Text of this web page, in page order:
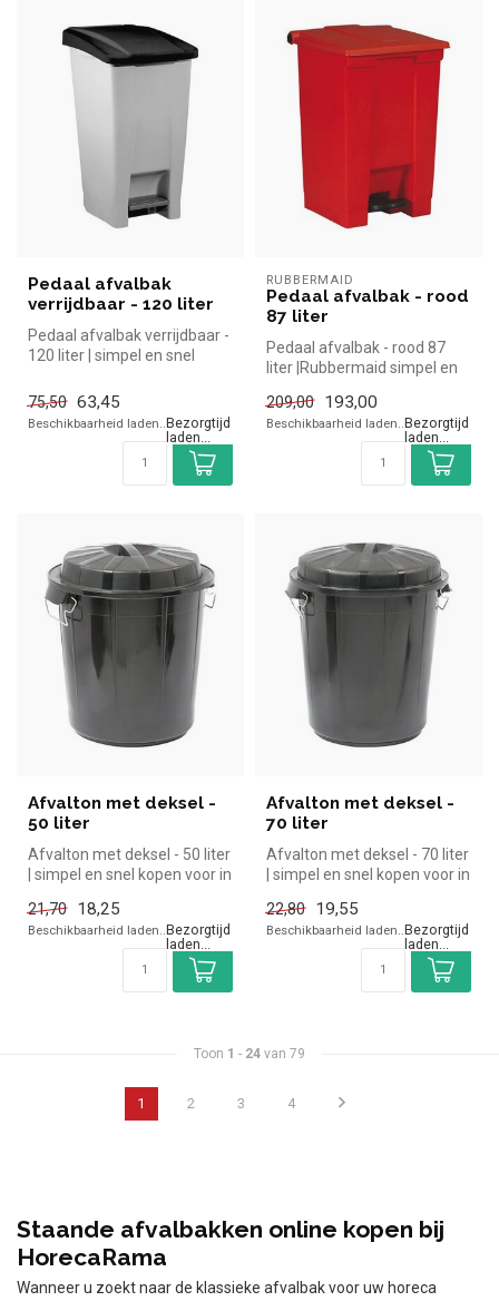
Pedaal afvalbak
verrijdbaar - 120 liter
Pedaal afvalbak verrijdbaar -
120 liter | simpel en snel
75,50 63,45
Beschikbaarheid laden..
RUBBERMAID
Pedaal afvalbak - rood
87 liter
Pedaal afvalbak - rood 87
liter |Rubbermaid simpel en
209,00
193,00
Beschikbaarheid laden..
Afvalton met deksel -
50 liter
Afvalton met deksel - 50 liter
| simpel en snel kopen voor in
21,70
18,25
Beschikbaarheid laden..
Afvalton met deksel -
70 liter
Afvalton met deksel - 70 liter
| simpel en snel kopen voor in
22,80
19,55
Beschikbaarheid laden..
Toon 1 - 24 van 79
1 2 3 4
Staande afvalbakken online kopen bij
HorecaRama
Wanneer u zoekt naar de klassieke afvalbak voor uw horeca